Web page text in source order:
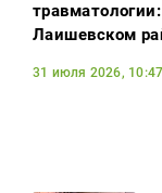
Лаишевском
31 июля 2026, 10:47